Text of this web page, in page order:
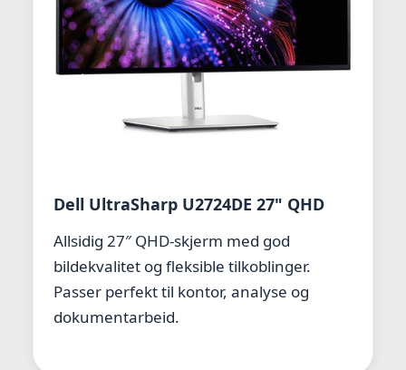
Dell UltraSharp U2724DE 27" QHD
Allsidig 27″ QHD-skjerm med god
bildekvalitet og fleksible tilkoblinger.
Passer perfekt til kontor, analyse og
dokumentarbeid.